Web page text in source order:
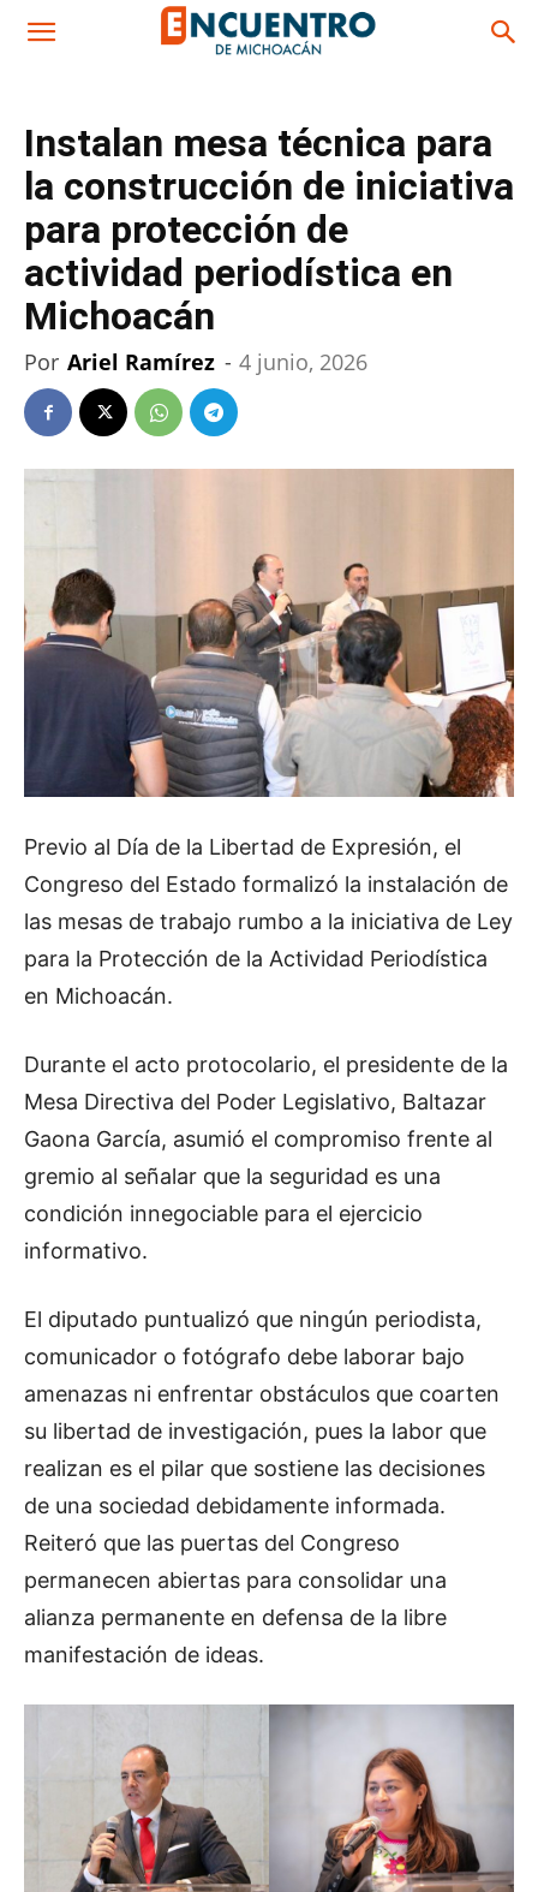
Instalan mesa técnica para
la construcción de iniciativa
para protección de
actividad periodística en
Michoacán
Por Ariel Ramírez - 4 junio, 2026
Previo al Día de la Libertad de Expresión, el
Congreso del Estado formalizó la instalación de
las mesas de trabajo rumbo a la iniciativa de Ley
para la Protección de la Actividad Periodística
en Michoacán.
Durante el acto protocolario, el presidente de la
Mesa Directiva del Poder Legislativo, Baltazar
Gaona García, asumió el compromiso frente al
gremio al señalar que la seguridad es una
condición innegociable para el ejercicio
informativo.
El diputado puntualizó que ningún periodista,
comunicador o fotógrafo debe laborar bajo
amenazas ni enfrentar obstáculos que coarten
su libertad de investigación, pues la labor que
realizan es el pilar que sostiene las decisiones
de una sociedad debidamente informada.
Reiteró que las puertas del Congreso
permanecen abiertas para consolidar una
alianza permanente en defensa de la libre
manifestación de ideas.